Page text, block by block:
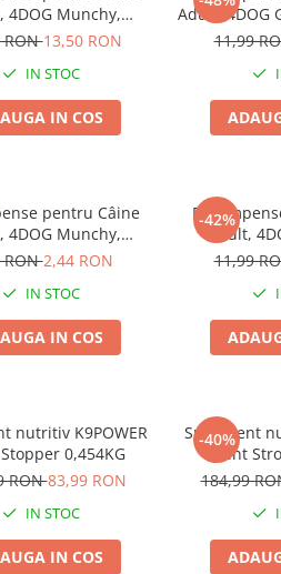
4DOG Munchy,
Vită, 12.5cm, 100
RON13,50 RON
IN STOC
IN COS
Adult, 4DOG
Strips
11,99
pentru Câine
4DOG Munchy,
Vită, 12.5cm, 10
RON2,44 RON
IN STOC
IN COS
-42%
Adult,
Barbecue,
11,99
nutritiv K9POWER
Stopper 0,454KG
RON83,99 RON
IN STOC
IN COS
-40%
Supliment
Joint
184,99